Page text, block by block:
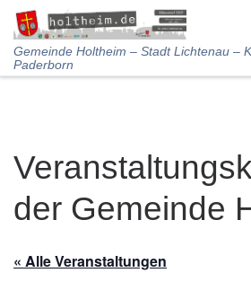
Skip to content
Gemeinde Holtheim – Stadt Lichtenau –
Paderborn
der Gemeinde
« Alle Veranstaltungen